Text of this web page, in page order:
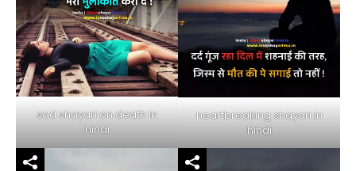
sad shayari on death in
hindi
heartbreaking shayari in
hindi